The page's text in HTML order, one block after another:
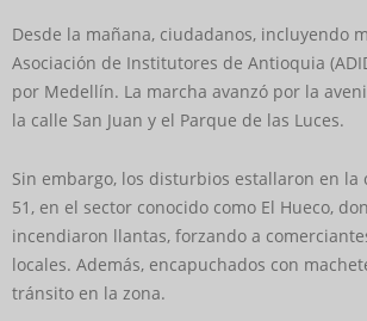
Desde la mañana, ciudadanos, incluyendo
Asociación de Institutores de Antioquia
por Medellín. La marcha avanzó por la
la calle San Juan y el Parque de las Luces.
Sin embargo, los disturbios estallaron en la
51, en el sector conocido como El Hueco,
incendiaron llantas, forzando a
locales. Además, encapuchados con
tránsito en la zona.